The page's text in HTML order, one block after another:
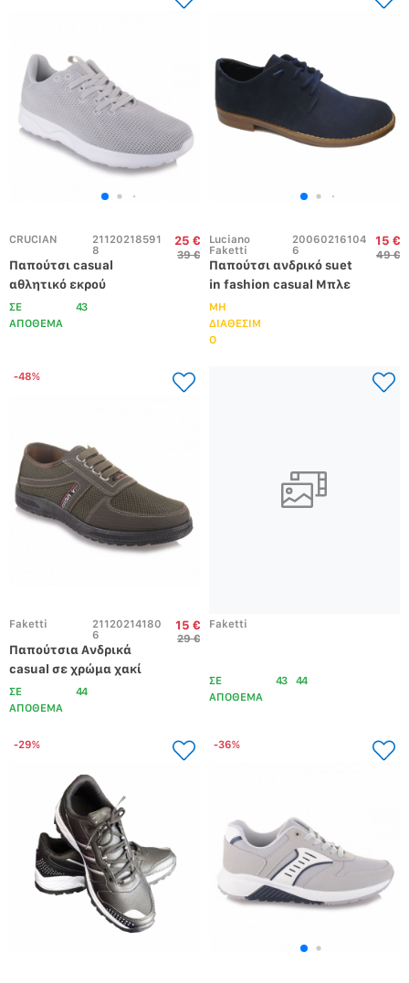
CRUCIAN
21120218591
8
Παπούτσι casual
αθλητικό εκρού
25 €
39 €
ΣΕ
ΑΠΟΘΕΜΑ
43
Luciano
Faketti
20060216104
6
Παπούτσι ανδρικό suet
in fashion casual Μπλε
15 €
49 €
ΜΗ
ΔΙΑΘΕΣΙΜ
Ο
-48%
Faketti
21120214180
6
Παπούτσια Ανδρικά
casual σε χρώμα χακί
15 €
29 €
ΣΕ
ΑΠΟΘΕΜΑ
44
Faketti
ΣΕ
ΑΠΟΘΕΜΑ
43 44
-29% -36%